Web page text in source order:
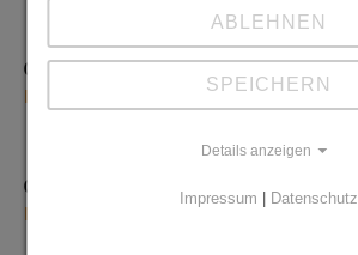
05.10.2026
07.10.2026
ABLEHNEN
SPEICHERN
Details anzeigen
Impressum | Datenschutz